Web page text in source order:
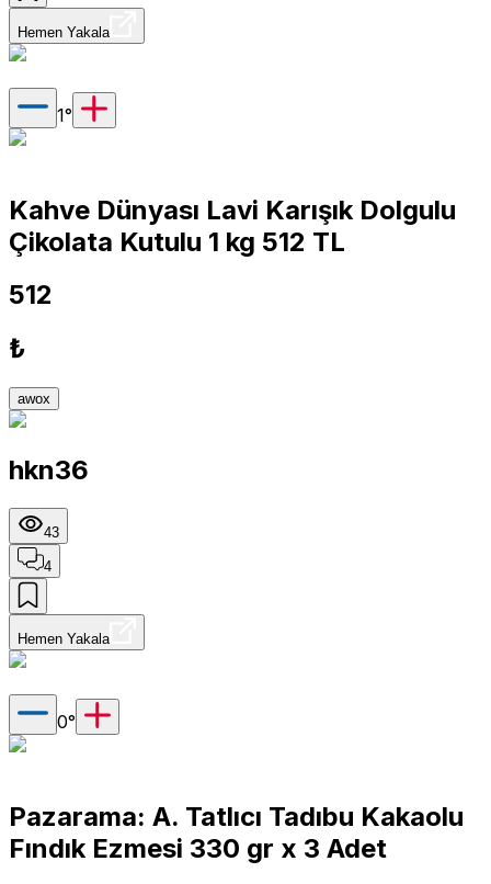
Hemen Yakala
1°
Kahve Dünyası Lavi Karışık Dolgulu
Çikolata Kutulu 1 kg 512 TL
512
₺
awox
hkn36
43
4
Hemen Yakala
0°
Pazarama: A. Tatlıcı Tadıbu Kakaolu
Fındık Ezmesi 330 gr x 3 Adet